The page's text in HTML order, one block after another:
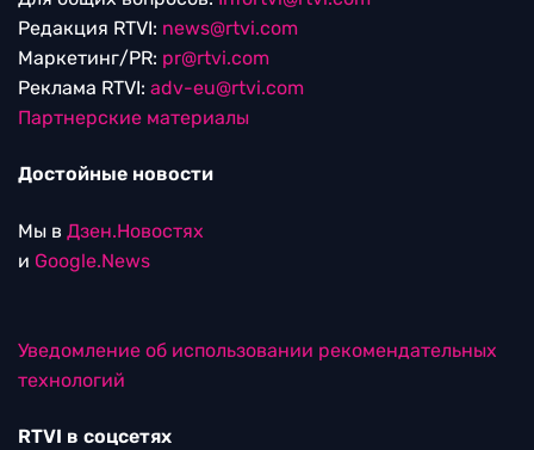
Редакция RTVI: news@rtvi.com
Маркетинг/PR: pr@rtvi.com
Реклама RTVI: adv-eu@rtvi.com
Партнерские материалы
Достойные новости
Мы в Дзен.Новостях
и Google.News
Уведомление об использовании рекомендательных
технологий
RTVI в соцсетях